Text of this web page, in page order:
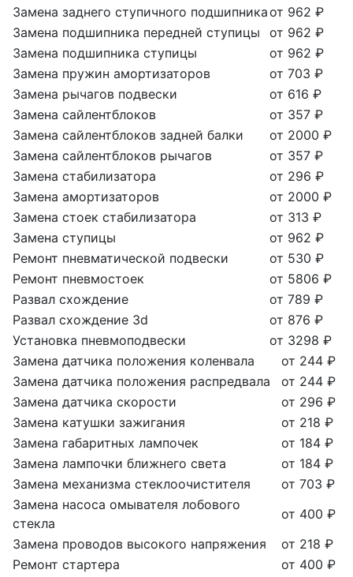
Замена заднего ступичного подшипникаот 962 ₽
Замена подшипника передней ступицы
от 962 ₽
Замена подшипника ступицы
от 962 ₽
Замена пружин амортизаторов
от 703 ₽
Замена рычагов подвески
от 616 ₽
Замена сайлентблоков
от 357 ₽
Замена сайлентблоков задней балки
от 2000 ₽
Замена сайлентблоков рычагов
от 357 ₽
Замена стабилизатора
от 296 ₽
Замена амортизаторов
от 2000 ₽
Замена стоек стабилизатора
от 313 ₽
Замена ступицы
от 962 ₽
Ремонт пневматической подвески
от 530 ₽
Ремонт пневмостоек
от 5806 ₽
Развал схождение
от 789 ₽
Развал схождение 3d
от 876 ₽
Установка пневмоподвески
от 3298 ₽
Замена датчика положения коленвала
от 244 ₽
Замена датчика положения распредвала
от 244 ₽
Замена датчика скорости
от 296 ₽
Замена катушки зажигания
от 218 ₽
Замена габаритных лампочек
от 184 ₽
Замена лампочки ближнего света
от 184 ₽
Замена механизма стеклоочистителя
от 703 ₽
Замена насоса омывателя лобового
стекла
от 400 ₽
Замена проводов высокого напряжения
от 218 ₽
Ремонт стартера
от 400 ₽